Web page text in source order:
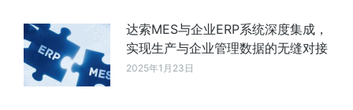
达索MES与企业ERP系统深度集成，
实现生产与企业管理数据的无缝对接
2025年1月23日